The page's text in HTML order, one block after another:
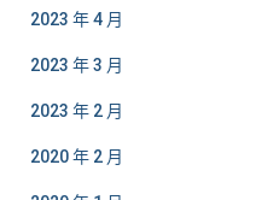
2023 年 4 月
2023 年 3 月
2023 年 2 月
2020 年 2 月